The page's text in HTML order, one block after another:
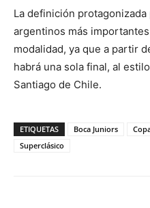
La definición
argentinos más
modalidad, ya que a partir
habrá una sola final, al
Santiago de Chile.
ETIQUETAS Boca Juniors
Superclásico